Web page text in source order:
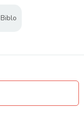
Biblo